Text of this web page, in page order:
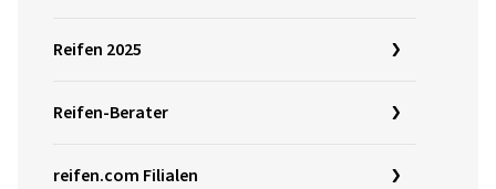
Reifen 2025
Reifen-Berater
reifen.com Filialen